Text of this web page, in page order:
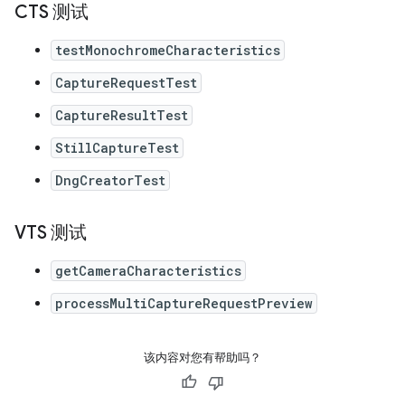
CTS 测试
testMonochromeCharacteristics
CaptureRequestTest
CaptureResultTest
StillCaptureTest
DngCreatorTest
VTS 测试
getCameraCharacteristics
processMultiCaptureRequestPreview
该内容对您有帮助吗？